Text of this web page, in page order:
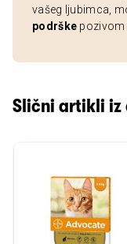
vašeg ljubimca,
podrške
Slični artikli iz